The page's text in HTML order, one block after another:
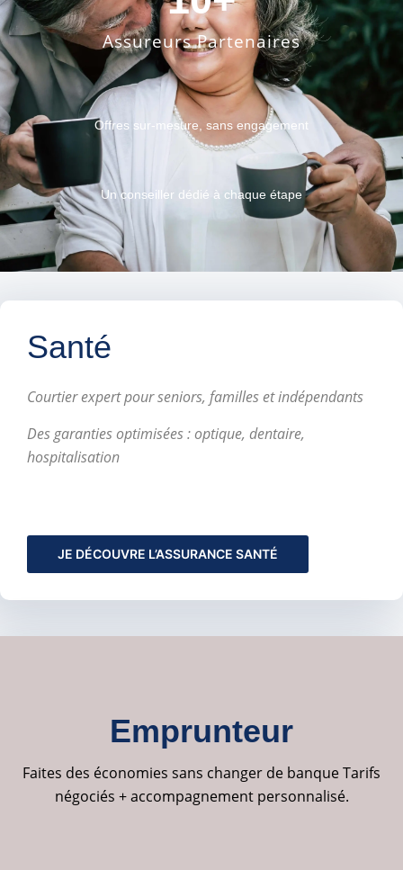
Assureurs Partenaires
Offres sur-mesure, sans engagement
Un conseiller dédié à chaque étape
Santé
Courtier expert pour seniors, familles et indépendants
Des garanties optimisées : optique, dentaire,
hospitalisation
JE DÉCOUVRE L’ASSURANCE SANTÉ
Emprunteur
Faites des économies sans changer de banque Tarifs
négociés + accompagnement personnalisé.
Faites des économies sans changer
de banque Tarifs négociés +
accompagnement personnalisé